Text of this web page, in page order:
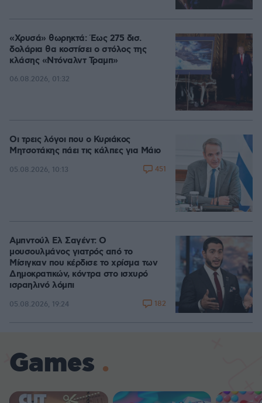
«Χρυσά» θωρηκτά: Έως 275 δισ.
δολάρια θα κοστίσει ο στόλος της
κλάσης «Ντόναλντ Τραμπ»
06.08.2026, 01:32
Οι τρεις λόγοι που ο Κυριάκος
Μητσοτάκης πάει τις κάλπες για Μάιο
05.08.2026, 10:13 451
Αμπντούλ Ελ Σαγέντ: Ο
μουσουλμάνος γιατρός από το
Μίσιγκαν που κέρδισε το χρίσμα των
Δημοκρατικών, κόντρα στο ισχυρό
ισραηλινό λόμπι
05.08.2026, 19:24 182
Games